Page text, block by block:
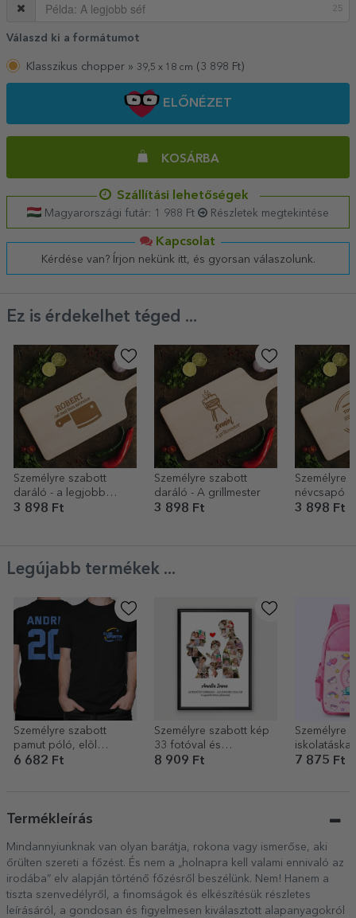
25
Válaszd ki a formátumot
Klasszikus chopper » 39,5 x 18 cm (3 898 Ft)
ELŐNÉZET
KOSÁRBA
Szállítási lehetőségek
Magyarországi futár: 1 988 Ft Részletek megtekintése
Kapcsolat
Kérdése van? Írjon nekünk itt, és gyorsan válaszolunk.
Ez is érdekelhet téged ...
Személyre szabott
daráló - a legjobb
hentes
3 898 Ft
Személyre szabott
daráló - A grillmester
3 898 Ft
Személyre
névcsapó
3 898 Ft
Legújabb termékek ...
Személyre szabott
pamut póló, elöl
logóval, hátul számmal
6 682 Ft
Személyre szabott kép
33 fotóval és
szöveggel – Család
8 909 Ft
Személyre
iskolatáska
Unicorn
7 875 Ft
Termékleírás
Mindannyiunknak van olyan barátja, rokona vagy ismerőse, aki
őrülten szereti a főzést. És nem a „holnapra kell valami ennivaló az
irodába” elv alapján történő főzésről beszélünk. Nem! Hanem a
tiszta szenvedélyről, a finomságok és elkészítésük részletes
leírásáról, a gondosan és figyelmesen kiválasztott alapanyagokról